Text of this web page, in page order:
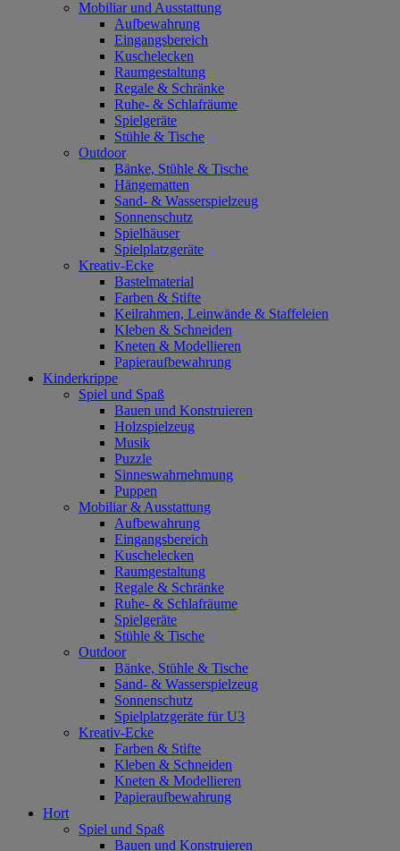
Mobiliar und Ausstattung
Aufbewahrung
Eingangsbereich
Kuschelecken
Raumgestaltung
Regale & Schränke
Ruhe- & Schlafräume
Spielgeräte
Stühle & Tische
Outdoor
Bänke, Stühle & Tische
Hängematten
Sand- & Wasserspielzeug
Sonnenschutz
Spielhäuser
Spielplatzgeräte
Kreativ-Ecke
Bastelmaterial
Farben & Stifte
Keilrahmen, Leinwände & Staffeleien
Kleben & Schneiden
Kneten & Modellieren
Papieraufbewahrung
Kinderkrippe
Spiel und Spaß
Bauen und Konstruieren
Holzspielzeug
Musik
Puzzle
Sinneswahrnehmung
Puppen
Mobiliar & Ausstattung
Aufbewahrung
Eingangsbereich
Kuschelecken
Raumgestaltung
Regale & Schränke
Ruhe- & Schlafräume
Spielgeräte
Stühle & Tische
Outdoor
Bänke, Stühle & Tische
Sand- & Wasserspielzeug
Sonnenschutz
Spielplatzgeräte für U3
Kreativ-Ecke
Farben & Stifte
Kleben & Schneiden
Kneten & Modellieren
Papieraufbewahrung
Hort
Spiel und Spaß
Bauen und Konstruieren